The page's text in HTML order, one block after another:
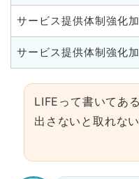
サービス提供体制強化
サービス提供体制強化
LIFEって書いてあ
出さないと取れな